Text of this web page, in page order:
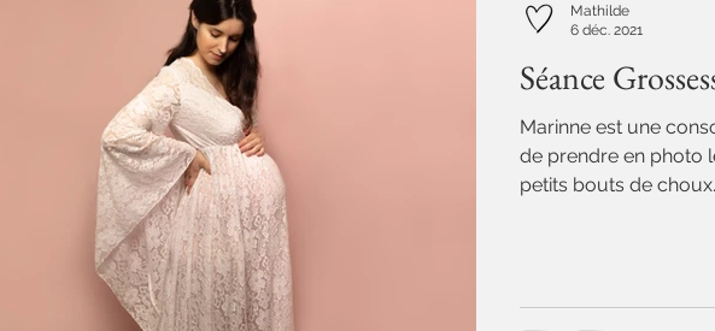
Séance
Marinne est une
de prendre en photo
petits bouts de choux.
Mathilde
6 déc. 2021